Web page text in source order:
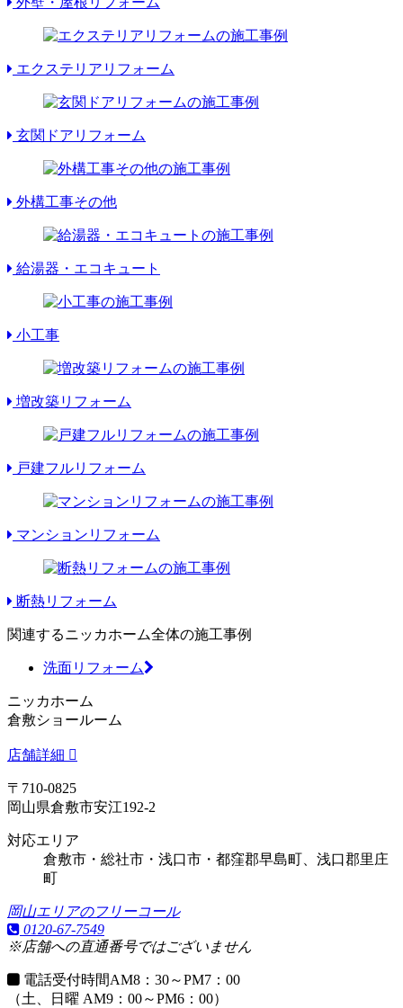
エクステリアリフォーム
玄関ドアリフォーム
外構工事その他
給湯器・エコキュート
小工事
増改築リフォーム
戸建フルリフォーム
マンションリフォーム
断熱リフォーム
関連するニッカホーム全体の施工事例
洗面リフォーム
ニッカホーム
倉敷ショールーム
店舗詳細
〒710-0825
岡山県倉敷市安江192-2
対応エリア
倉敷市・総社市・浅口市・都窪郡早島町、浅口郡里庄
町
岡山エリアのフリーコール
0120-67-7549
※店舗への直通番号ではございません
電話受付時間AM8：30～PM7：00
（土、日曜 AM9：00～PM6：00）